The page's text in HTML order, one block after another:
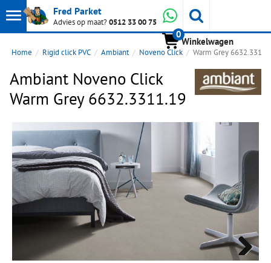
Toon
hoofdmenu
Fred Parket
Advies op maat?0512 33 00 75 Whatsapp
0
Winkelwagen
Home Rigid click PVC Ambiant Noveno Click Warm Grey
Ambiant Noveno Click
Warm Grey 6632.3311.19